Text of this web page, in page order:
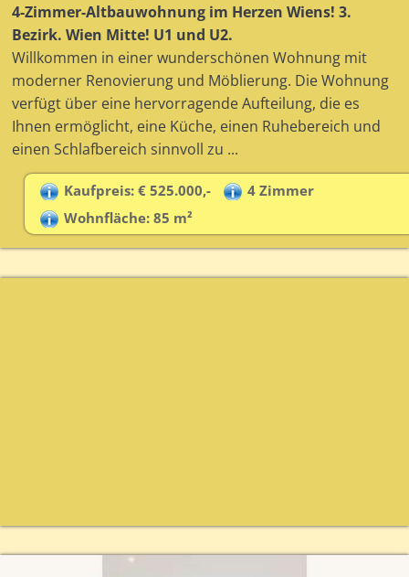
4-Zimmer-Altbauwohnung im Herzen Wiens! 3.
Bezirk. Wien Mitte! U1 und U2.
Willkommen in einer wunderschönen Wohnung mit
moderner Renovierung und Möblierung. Die Wohnung
verfügt über eine hervorragende Aufteilung, die es
Ihnen ermöglicht, eine Küche, einen Ruhebereich und
einen Schlafbereich sinnvoll zu ...
Kaufpreis: € 525.000,-
4 Zimmer
Wohnfläche: 85 m²